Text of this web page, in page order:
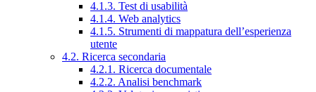
4.1.3. Test di usabilità
4.1.4. Web analytics
4.1.5. Strumenti di mappatura dell’esperienza
utente
4.2. Ricerca secondaria
4.2.1. Ricerca documentale
4.2.2. Analisi benchmark